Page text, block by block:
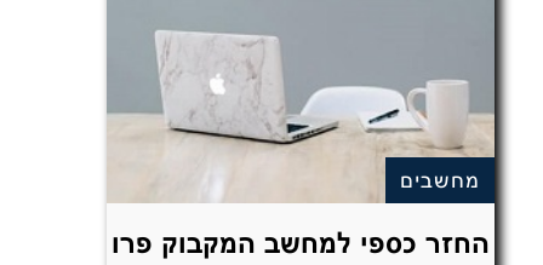
מחשבים
החזר כספי למחשב המקבוק פרו